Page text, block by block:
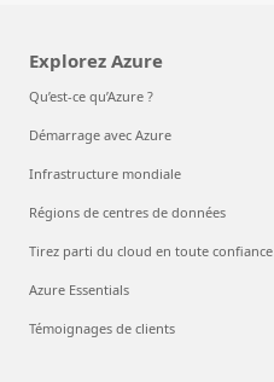
Explorez Azure
Qu’est-ce qu’Azure ?
Démarrage avec Azure
Infrastructure mondiale
Régions de centres de données
Tirez parti du cloud en toute confiance
Azure Essentials
Témoignages de clients